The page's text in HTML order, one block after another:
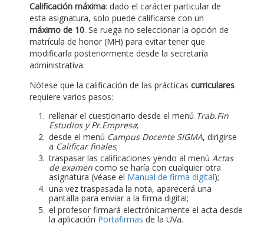
Calificación máxima: dado el carácter particular de
esta asignatura, solo puede calificarse con un
máximo de 10. Se ruega no seleccionar la opción de
matrícula de honor (MH) para evitar tener que
modificarla posteriormente desde la secretaría
administrativa.
Nótese que la calificación de las prácticas curriculares
requiere varios pasos:
rellenar el cuestionario desde el menú Trab.Fin
Estudios y Pr.Empresa;
desde el menú Campus Docente SIGMA, dirigirse
a Calificar finales;
traspasar las calificaciones yendo al menú Actas
de examen como se haría con cualquier otra
asignatura (véase el Manual de firma digital);
una vez traspasada la nota, aparecerá una
pantalla para enviar a la firma digital;
el profesor firmará electrónicamente el acta desde
la aplicación Portafirmas de la UVa.